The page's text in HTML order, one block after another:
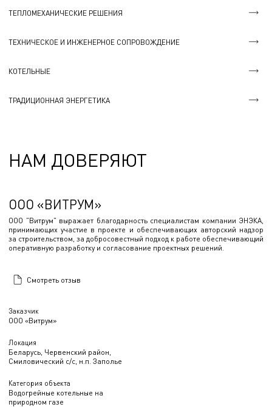
ТЕПЛОМЕХАНИЧЕСКИЕ РЕШЕНИЯ
ТЕХНИЧЕСКОЕ И ИНЖЕНЕРНОЕ СОПРОВОЖДЕНИЕ
КОТЕЛЬНЫЕ
ТРАДИЦИОННАЯ ЭНЕРГЕТИКА
НАМ ДОВЕРЯЮТ
Заказчик
ООО «Витрум»
Локация
Беларусь, Червенский район,
Смиловический с/с, н.п. Заполье
Категория объекта
Водогрейные котельные на
природном газе
ООО «ВИТРУМ»
ООО "Витрум" выражает благодарность специалистам компании ЭНЭКА,
принимающих участие в проекте и обеспечивающих авторский надзор
за строительством, за добросовестный подход к работе обеспечивающий
оперативную разработку и согласование проектных решений.
Смотреть отзыв